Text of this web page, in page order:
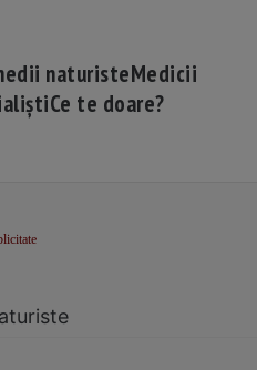
naturisteMedicii
Ce te doare?